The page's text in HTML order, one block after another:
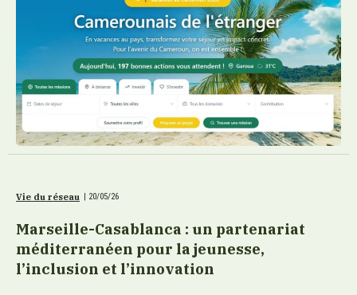
Vie du réseau 20/05/26
Marseille-Casablanca : un partenariat
méditerranéen pour la jeunesse,
l’inclusion et l’innovation